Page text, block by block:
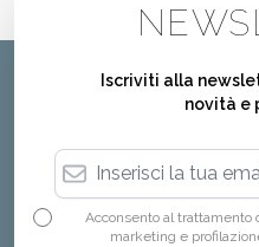
Iscriviti alla
novità e
Acconsento al trattamento
marketing e